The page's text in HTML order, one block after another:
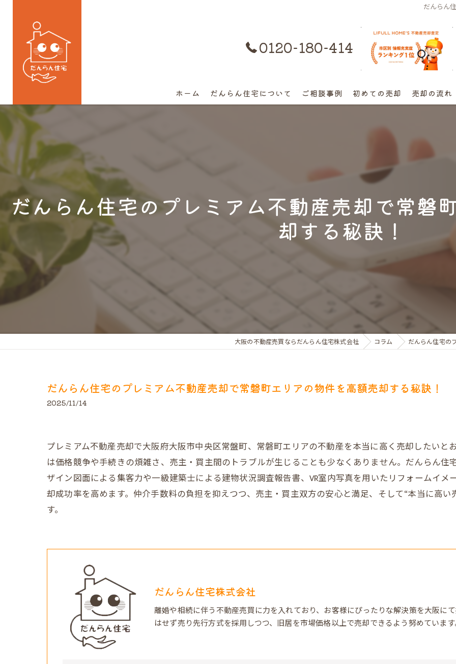
だんらん
0120-180-414 購入はコチラ
ホーム だんらん住宅について ご相談事例
離婚不動産の売却相談
高額早期売却の相談
終活売却の相談
空き家の相談
マンショントラブルでの買替え相談
初めての売却 売却の流れ
だんらん住宅のプレミアム不動産売却で常磐
却する秘訣！
大阪の不動産売買ならだんらん住宅株式会社 コラム だんらん住宅の
だんらん住宅のプレミアム不動産売却で常磐町エリアの物件を高額売却する秘訣！
2025/11/14
プレミアム不動産売却で大阪府大阪市中央区常盤町、常磐町エリアの不動産を本当に高く売却したい
は価格競争や手続きの煩雑さ、売主・買主間のトラブルが生じることも少なくありません。だんらん
ザイン図面による集客力や一級建築士による建物状況調査報告書、VR室内写真を用いたリフォームイ
却成功率を高めます。仲介手数料の負担を抑えつつ、売主・買主双方の安心と満足、そして“本当に高
す。
だんらん住宅株式会社
離婚や相続に伴う不動産売買に力を入れており、お客様にぴったりな解決策を大阪に
はせず売り先行方式を採用しつつ、旧居を市場価格以上で売却できるよう努めていま